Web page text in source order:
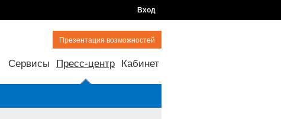
Вход
Презентация возможностей
Сервисы Пресс-центр Кабинет